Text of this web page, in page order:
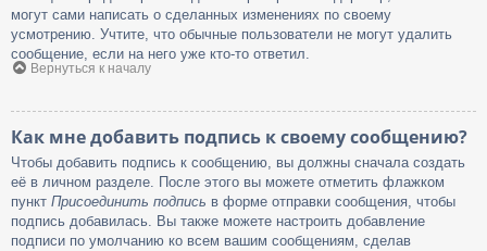
могут сами написать о сделанных изменениях по своему
усмотрению. Учтите, что обычные пользователи не могут удалить
сообщение, если на него уже кто-то ответил.
Вернуться к началу
Как мне добавить подпись к своему сообщению?
Чтобы добавить подпись к сообщению, вы должны сначала создать
её в личном разделе. После этого вы можете отметить флажком
пункт Присоединить подпись в форме отправки сообщения, чтобы
подпись добавилась. Вы также можете настроить добавление
подписи по умолчанию ко всем вашим сообщениям, сделав